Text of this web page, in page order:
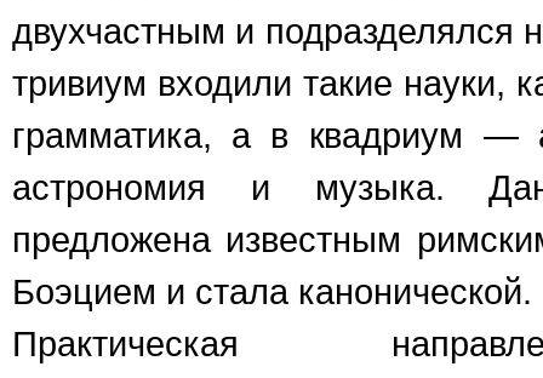
двухчастным и подразделялся
тривиум входили такие науки,
грамматика, а в квадриум —
астрономия и музыка.
предложена известным
Боэцием и стала канонической.
Практическая